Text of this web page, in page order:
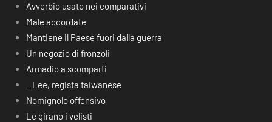
Avverbio usato nei comparativi
Male accordate
Mantiene il Paese fuori dalla guerra
Un negozio di fronzoli
Armadio a scomparti
_ Lee, regista taiwanese
Nomignolo offensivo
Le girano i velisti